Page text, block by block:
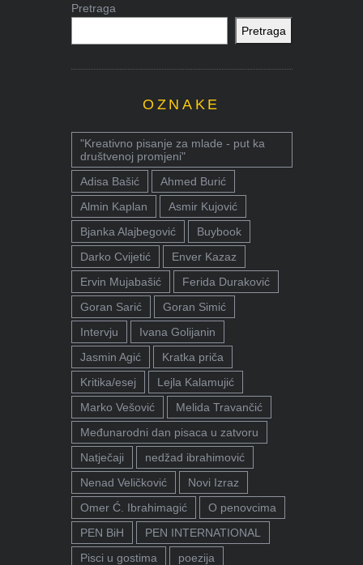
Pretraga
Pretraga
OZNAKE
"Kreativno pisanje za mlade - put ka
društvenoj promjeni"
Adisa Bašić
Ahmed Burić
Almin Kaplan
Asmir Kujović
Bjanka Alajbegović
Buybook
Darko Cvijetić
Enver Kazaz
Ervin Mujabašić
Ferida Duraković
Goran Sarić
Goran Simić
Intervju
Ivana Golijanin
Jasmin Agić
Kratka priča
Kritika/esej
Lejla Kalamujić
Marko Vešović
Melida Travančić
Međunarodni dan pisaca u zatvoru
Natječaji
nedžad ibrahimović
Nenad Veličković
Novi Izraz
Omer Ć. Ibrahimagić
O penovcima
PEN BiH
PEN INTERNATIONAL
Pisci u gostima
poezija